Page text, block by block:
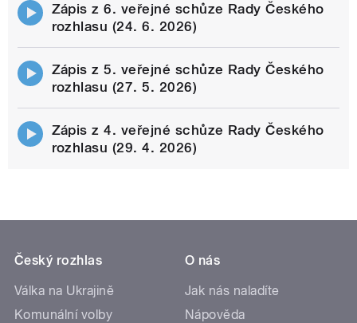
Zápis z 6. veřejné schůze Rady Českého
rozhlasu (24. 6. 2026)
Zápis z 5. veřejné schůze Rady Českého
rozhlasu (27. 5. 2026)
Zápis z 4. veřejné schůze Rady Českého
rozhlasu (29. 4. 2026)
Český rozhlas
Válka na Ukrajině
Komunální volby
O nás
Jak nás naladíte
Nápověda